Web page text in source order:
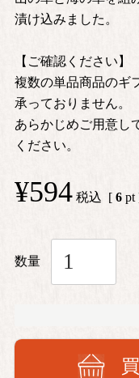
漬け込みました。
【ご確認ください】
複数の単品商品のギ
承っておりません。
あらかじめご用意し
ください。
¥594 税込 [ 6 pt